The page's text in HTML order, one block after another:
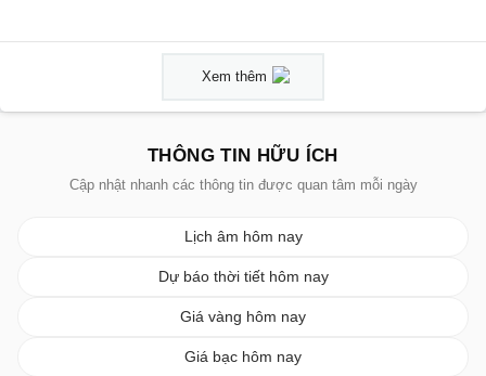
Xem thêm
THÔNG TIN HỮU ÍCH
Cập nhật nhanh các thông tin được quan tâm mỗi ngày
Lịch âm hôm nay
Dự báo thời tiết hôm nay
Giá vàng hôm nay
Giá bạc hôm nay